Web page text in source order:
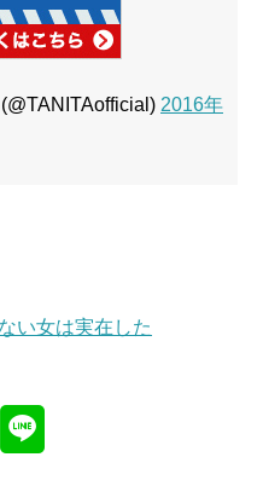
2016年
い女は実在した